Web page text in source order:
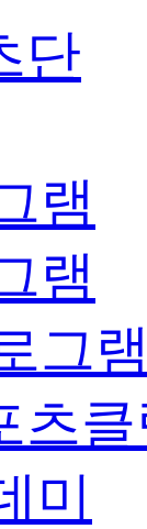
단
램
램
그
츠
미